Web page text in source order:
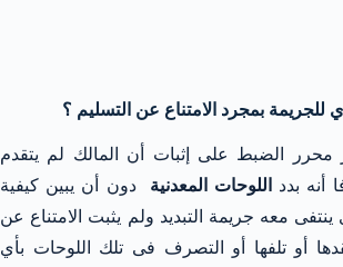
للجريمة بمجرد الامتناع عن التسليم ؟
محرر الضبط على إثبات أن المالك لم يتقدم
أنه بدد
اللوحات المعدنية دون أن يبين كيفية
معه جريمة التبديد ولم يثبت الامتناع عن
أو تلفها أو التصرف فى تلك اللوحات بأي